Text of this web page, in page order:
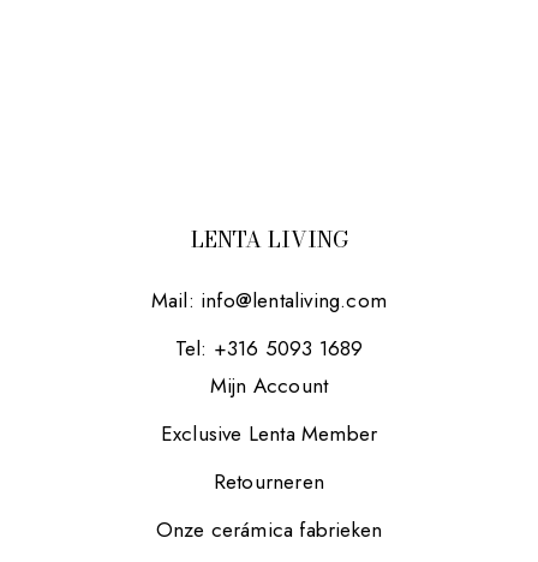
LENTA LIVING
Mail: info@lentaliving.com
Tel: +316 5093 1689
Mijn Account
Exclusive Lenta Member
Retourneren
Onze cerámica fabrieken